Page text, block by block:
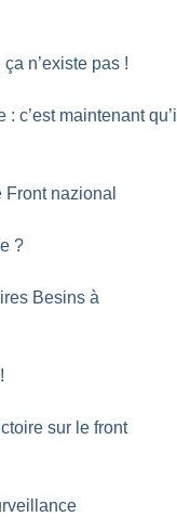
n’existe pas !
c’est maintenant
nazional
?
Besins à
!
sur le front